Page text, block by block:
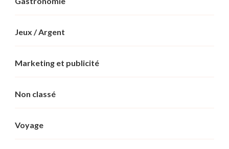
Jeux / Argent
Marketing et publicité
Non classé
Voyage